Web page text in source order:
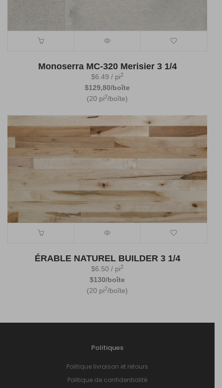
Monoserra MC-320 Merisier 3 1/4
$6.49 / pi2
$129,80/boîte
(20 pi2/boîte)
ÉRABLE NATUREL BUILDER 3 1/4
$6.50 / pi2
$130/boîte
(20 pi2/boîte)
Politiques
Politique livraison et retours
Politique de confidentialité